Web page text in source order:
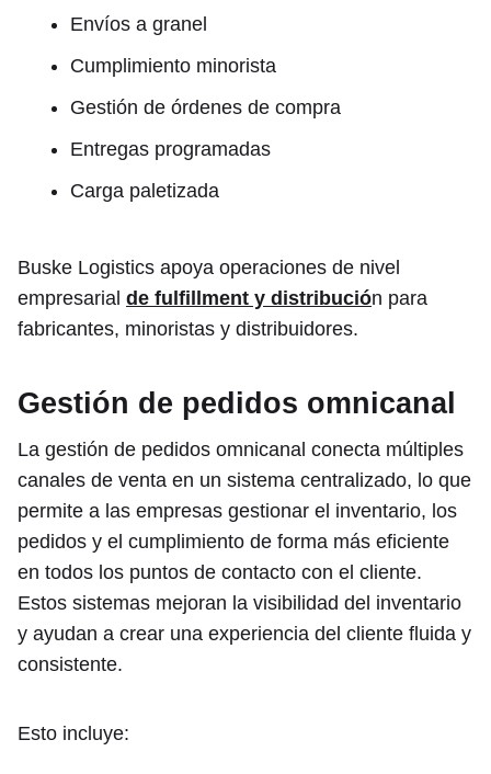
Envíos a granel
Cumplimiento minorista
Gestión de órdenes de compra
Entregas programadas
Carga paletizada
Buske Logistics apoya operaciones de nivel
empresarial de fulfillment y distribución para
fabricantes, minoristas y distribuidores.
Gestión de pedidos omnicanal
La gestión de pedidos omnicanal conecta múltiples
canales de venta en un sistema centralizado, lo que
permite a las empresas gestionar el inventario, los
pedidos y el cumplimiento de forma más eficiente
en todos los puntos de contacto con el cliente.
Estos sistemas mejoran la visibilidad del inventario
y ayudan a crear una experiencia del cliente fluida y
consistente.
Esto incluye: